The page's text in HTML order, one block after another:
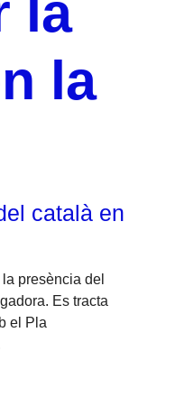
la
la
català en
presència del
Es tracta
el Pla